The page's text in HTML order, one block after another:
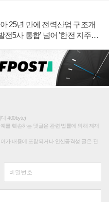
25년 만에 전력산업 구조개
전5사 통합' 넘어 '한전 지주사'
400byte)
를 훼손하는 댓글은 관련 법률에 의해 제재
가 내용에 포함되거나 인신공격성 글은 관